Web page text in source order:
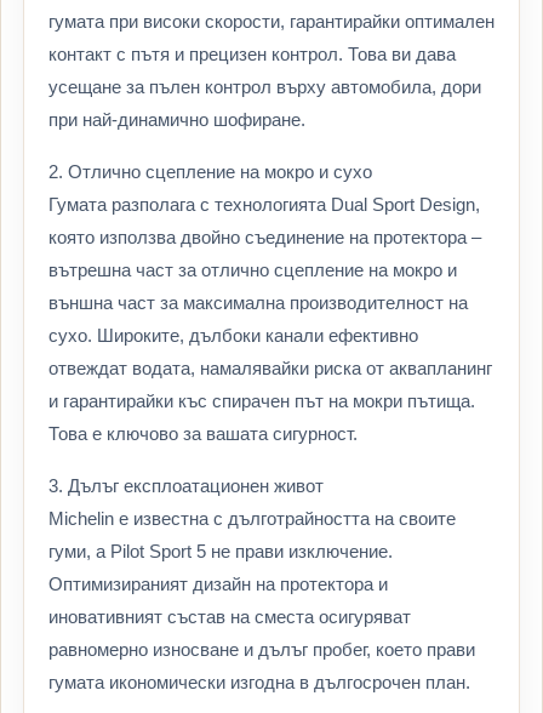
гумата при високи скорости, гарантирайки оптимален
контакт с пътя и прецизен контрол. Това ви дава
усещане за пълен контрол върху автомобила, дори
при най-динамично шофиране.
2. Отлично сцепление на мокро и сухо
Гумата разполага с технологията Dual Sport Design,
която използва двойно съединение на протектора –
вътрешна част за отлично сцепление на мокро и
външна част за максимална производителност на
сухо. Широките, дълбоки канали ефективно
отвеждат водата, намалявайки риска от аквапланинг
и гарантирайки къс спирачен път на мокри пътища.
Това е ключово за вашата сигурност.
3. Дълъг експлоатационен живот
Michelin е известна с дълготрайността на своите
гуми, а Pilot Sport 5 не прави изключение.
Оптимизираният дизайн на протектора и
иновативният състав на сместа осигуряват
равномерно износване и дълъг пробег, което прави
гумата икономически изгодна в дългосрочен план.